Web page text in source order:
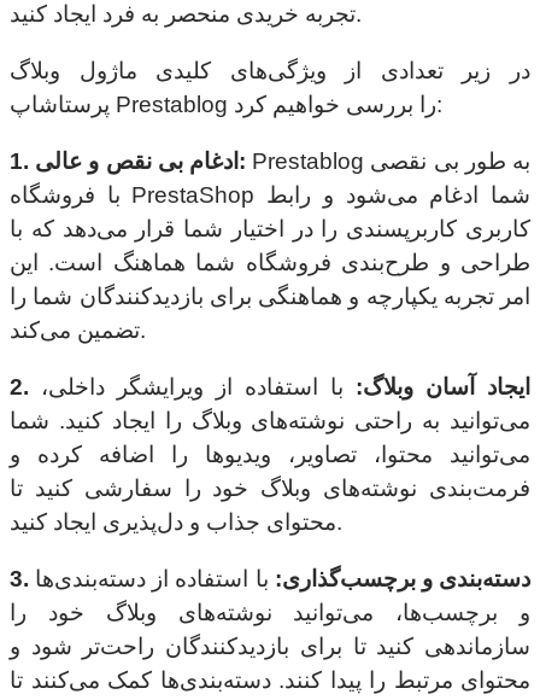
تجربه خریدی منحصر به فرد ایجاد کنید.
در زیر تعدادی از ویژگی‌های کلیدی ماژول وبلاگ
پرستاشاپ Prestablog
را بررسی خواهیم کرد:
1. ادغام بی نقص و عالی: Prestablog به طور بی نقصی
با فروشگاه PrestaShop شما ادغام می‌شود و رابط
کاربری کاربرپسندی را در اختیار شما قرار می‌دهد که با
طراحی و طرح‌بندی فروشگاه شما هماهنگ است. این
امر تجربه یکپارچه و هماهنگی برای بازدیدکنندگان شما را
تضمین می‌کند.
2. ایجاد آسان وبلاگ: با استفاده از ویرایشگر داخلی،
می‌توانید به راحتی نوشته‌های وبلاگ را ایجاد کنید. شما
می‌توانید محتوا، تصاویر، ویدیوها را اضافه کرده و
فرمت‌بندی نوشته‌های وبلاگ خود را سفارشی کنید تا
محتوای جذاب و دل‌پذیری ایجاد کنید.
3. دسته‌بندی و برچسب‌گذاری: با استفاده از دسته‌بندی‌ها
و برچسب‌ها، می‌توانید نوشته‌های وبلاگ خود را
سازماندهی کنید تا برای بازدیدکنندگان راحت‌تر شود و
محتوای مرتبط را پیدا کنند. دسته‌بندی‌ها کمک می‌کنند تا